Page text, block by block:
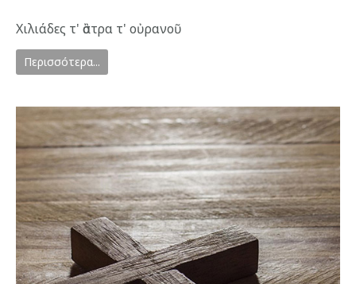
Χιλιάδες τ' ἂστρα τ' οὐρανοῦ
Περισσότερα...